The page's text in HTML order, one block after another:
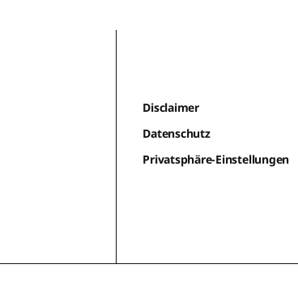
Disclaimer
Datenschutz
Privatsphäre-Einstellungen